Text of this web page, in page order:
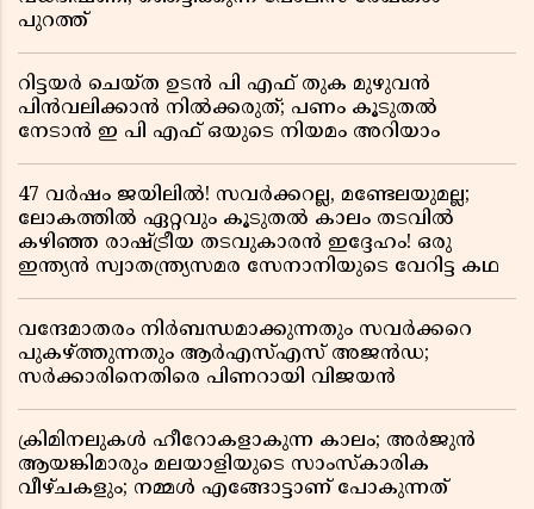
പുറത്ത്
റിട്ടയർ ചെയ്ത ഉടൻ പി എഫ് തുക മുഴുവൻ
പിൻവലിക്കാൻ നിൽക്കരുത്; പണം കൂടുതൽ
നേടാൻ ഇ പി എഫ് ഒയുടെ നിയമം അറിയാം
47 വർഷം ജയിലിൽ! സവർക്കറല്ല, മണ്ടേലയുമല്ല;
ലോകത്തിൽ ഏറ്റവും കൂടുതൽ കാലം തടവിൽ
കഴിഞ്ഞ രാഷ്ട്രീയ തടവുകാരൻ ഇദ്ദേഹം! ഒരു
ഇന്ത്യൻ സ്വാതന്ത്ര്യസമര സേനാനിയുടെ വേറിട്ട കഥ
വന്ദേമാതരം നിർബന്ധമാക്കുന്നതും സവർക്കറെ
പുകഴ്ത്തുന്നതും ആർഎസ്എസ് അജൻഡ;
സർക്കാരിനെതിരെ പിണറായി വിജയൻ
ക്രിമിനലുകൾ ഹീറോകളാകുന്ന കാലം; അർജുൻ
ആയങ്കിമാരും മലയാളിയുടെ സാംസ്കാരിക
വീഴ്ചകളും; നമ്മൾ എങ്ങോട്ടാണ് പോകുന്നത്